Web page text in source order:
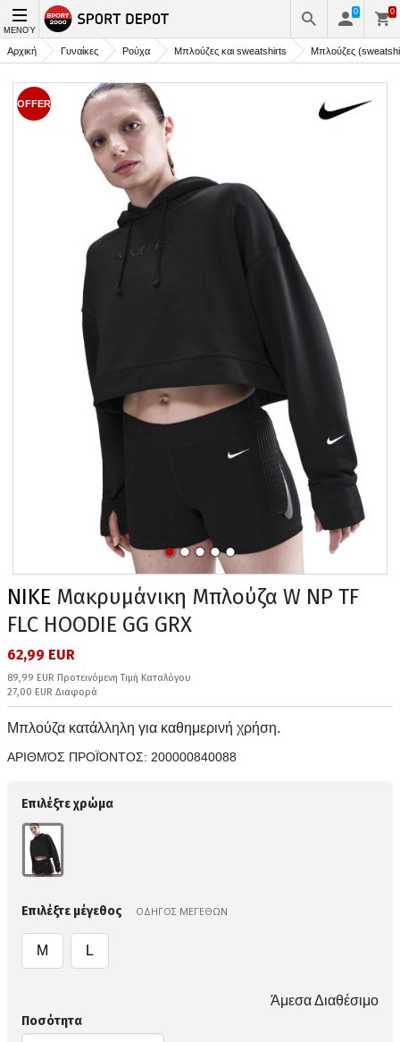
ΜΕΝΟΎ
0 0
Αρχική Γυναίκες Ρούχα Μπλούζες και sweatshirts Μπλούζες
OFFER
NIKE Μακρυμάνικη Μπλούζα W NP TF
FLC HOODIE GG GRX
62,99 EUR
89,99 EUR Προτεινόμενη Τιμή Καταλόγου
27,00 EUR Διαφορά
Μπλούζα κατάλληλη για καθημερινή χρήση.
ΑΡΙΘΜΌΣ ΠΡΟΪΌΝΤΟΣ: 200000840088
Επιλέξτε χρώμα
Επιλέξτε μέγεθος ΟΔΗΓΟΣ ΜΕΓΕΘΩΝ
M L
Άμεσα Διαθέσιμο
Ποσότητα